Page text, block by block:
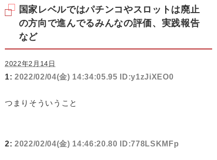
国家レベルではパチンコやスロットは廃止
の方向で進んでるみんなの評価、実践報告
など
2022年2月14日
1: 2022/02/04(金) 14:34:05.95 ID:y1zJiXEO0
つまりそういうこと
2: 2022/02/04(金) 14:46:20.80 ID:778LSKMFp